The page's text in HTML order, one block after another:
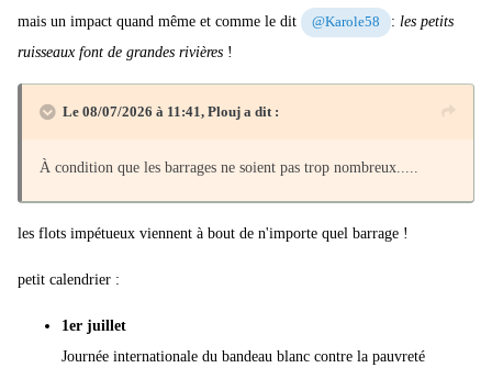
mais un impact quand même et comme le dit
@Karole58 : les petits
ruisseaux font de grandes rivières !
Le 08/07/2026 à 11:41, Plouj a dit :
À condition que les barrages ne soient pas trop nombreux.....
les flots impétueux viennent à bout de n'importe quel barrage !
petit calendrier :
1er juillet
Journée internationale du bandeau blanc contre la pauvreté